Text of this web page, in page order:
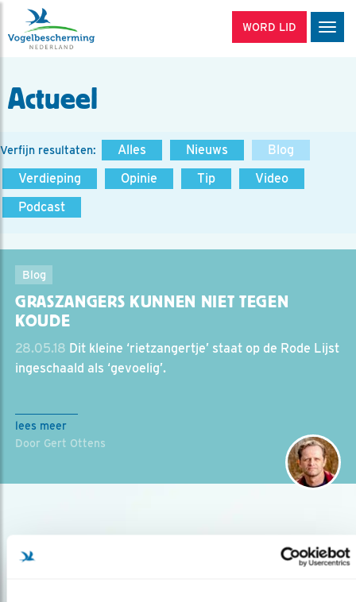
WORD LID
Actueel
Verfijn resultaten: Alles Nieuws
Blog
Verdieping
Opinie Tip
Video
Podcast
Blog
GRASZANGERS KUNNEN NIET TEGEN
KOUDE
28.05.18 Dit kleine ‘rietzangertje’ staat op de Rode Lijst
ingeschaald als ‘gevoelig’.
lees meer
Door Gert Ottens